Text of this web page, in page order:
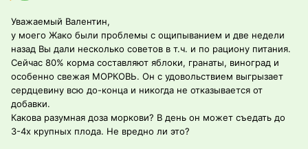
Уважаемый Валентин,
у моего Жако были проблемы с ощипыванием и две недели
назад Вы дали несколько советов в т.ч. и по рациону питания.
Сейчас 80% корма составляют яблоки, гранаты, виноград и
особенно свежая МОРКОВЬ. Он с удовольствием выгрызает
сердцевину всю до-конца и никогда не отказывается от
добавки.
Какова разумная доза моркови? В день он может съедать до
3-4х крупных плода. Не вредно ли это?